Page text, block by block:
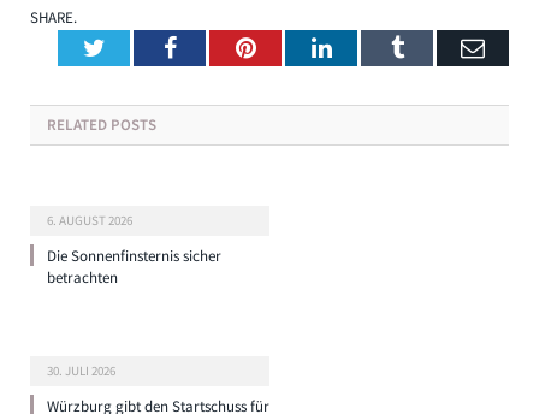
SHARE.
TwitterFacebookPinterestLinkedInTumblr
RELATED POSTS
6. AUGUST 2026
Die Sonnenfinsternis sicher
betrachten
30. JULI 2026
Würzburg gibt den Startschuss für